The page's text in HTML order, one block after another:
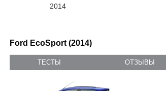
2014
Ford EcoSport (2014)
ТЕСТЫ ОТЗЫВЫ